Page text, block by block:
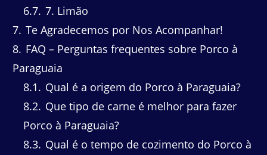
6.7 7. Limão
7 Te Agradecemos por Nos Acompanhar!
8 FAQ – Perguntas frequentes sobre Porco à
Paraguaia
8.1
Qual é a origem do Porco à Paraguaia?
8.2 Que tipo de carne é melhor para fazer
Porco à Paraguaia?
8.3 Qual é o tempo de cozimento do Porco à